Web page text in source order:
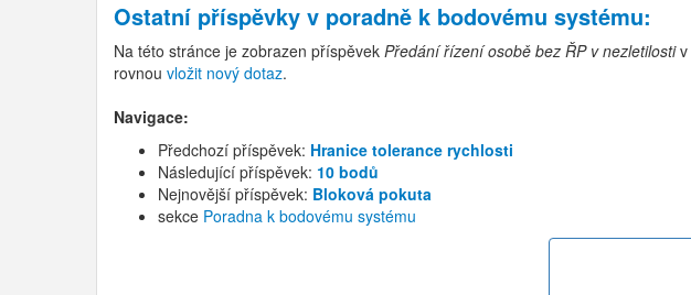
Ostatní příspěvky v poradně k bodovému systému:
Na této stránce je zobrazen příspěvek Předání řízení osobě bez ŘP v nezletilostiv
rovnou vložit nový dotaz.
Navigace:
Předchozí příspěvek: Hranice tolerance rychlosti
Následující příspěvek: 10 bodů
Nejnovější příspěvek: Bloková pokuta
sekce Poradna k bodovému systému